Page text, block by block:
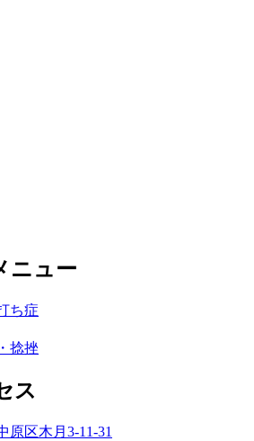
ニュー
ち症
捻挫
ス
原区木月3-11-31